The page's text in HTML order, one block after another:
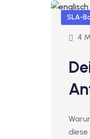
SLA-
4
diese